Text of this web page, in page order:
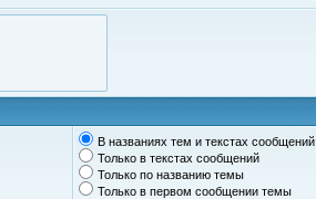
В названиях тем и текстах сообщений
Только в текстах сообщений
Только по названию темы
Только в первом сообщении темы